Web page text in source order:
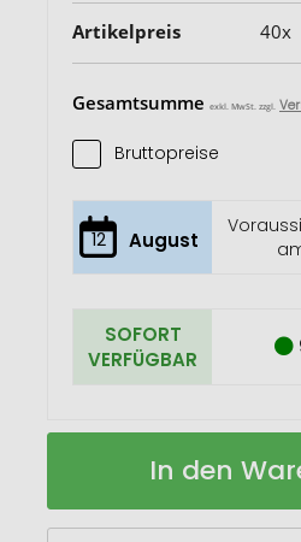
Artikelpreis 40x
Gesamtsumme exkl. MwSt. zzgl.
Bruttopreise
12 August
SOFORT
VERFÜGBAR
Becher
Auf
In den